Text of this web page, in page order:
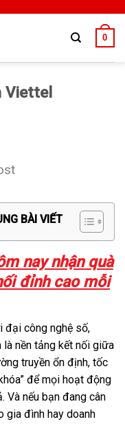
0
Viettel
BÀI VIẾT
naynhận quà
đỉnh cao mỗi
đại công nghệ số,
là nền tảng kết nối giữa
truyền ổn định, tốc
để mọi hoạt động
Và nếu bạn đang cân
gia đình hay doanh